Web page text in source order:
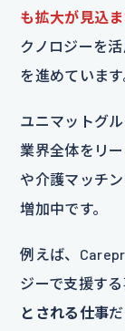
も拡大が見込
クノロジーを
を進めています
ユニマットグ
業界全体をリ
や介護マッチ
増加中です。
例えば、
ジーで支援す
とされる仕事